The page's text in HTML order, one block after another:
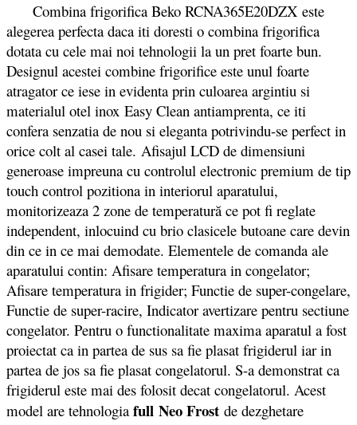
Combina frigorifica Beko RCNA365E20DZX este
alegerea perfecta daca iti doresti o combina frigorifica
dotata cu cele mai noi tehnologii la un pret foarte bun.
Designul acestei combine frigorifice este unul foarte
atragator ce iese in evidenta prin culoarea argintiu si
materialul otel inox Easy Clean antiamprenta, ce iti
confera senzatia de nou si eleganta potrivindu-se perfect in
orice colt al casei tale. Afisajul LCD de dimensiuni
generoase impreuna cu controlul electronic premium de tip
touch control pozitiona in interiorul aparatului,
monitorizeaza 2 zone de temperatură ce pot fi reglate
independent, inlocuind cu brio clasicele butoane care devin
din ce in ce mai demodate. Elementele de comanda ale
aparatului contin: Afisare temperatura in congelator;
Afisare temperatura in frigider; Functie de super-congelare,
Functie de super-racire, Indicator avertizare pentru sectiune
congelator. Pentru o functionalitate maxima aparatul a fost
proiectat ca in partea de sus sa fie plasat frigiderul iar in
partea de jos sa fie plasat congelatorul. S-a demonstrat ca
frigiderul este mai des folosit decat congelatorul. Acest
model are tehnologia full Neo Frost de dezghetare